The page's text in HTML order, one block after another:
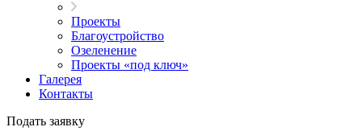
Проекты
Благоустройство
Озеленение
Проекты «под ключ»
Галерея
Контакты
Подать заявку